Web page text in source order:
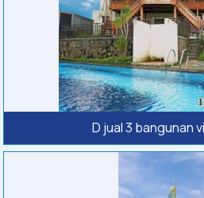
D jual 3 bangunan